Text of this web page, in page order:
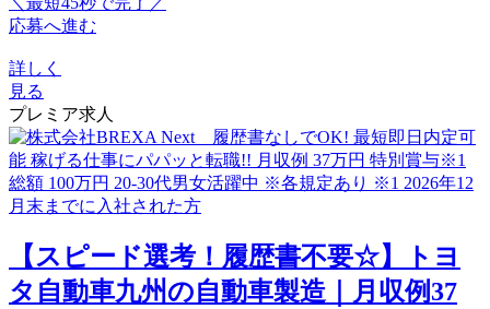
応募へ進む
詳しく
見る
プレミア求人
【スピード選考！履歴書不要☆】トヨ
タ自動車九州の自動車製造｜月収例37